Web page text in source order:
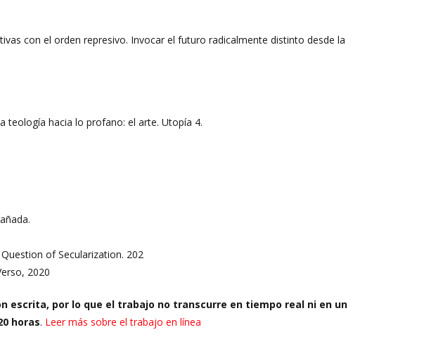
con el orden represivo. Invocar el futuro radicalmente distinto desde la
teología hacia lo profano: el arte. Utopía 4.
of Secularization. 202
2020
escrita, por lo que el trabajo no transcurre en tiempo real ni en un
horas. Leer más sobre el trabajo en línea